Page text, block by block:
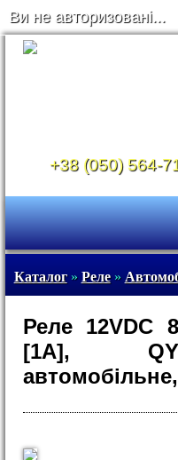
Ви не авторизовані...
+38 (050) 564-
Каталог» Реле»
Реле 12VDC
[1A],